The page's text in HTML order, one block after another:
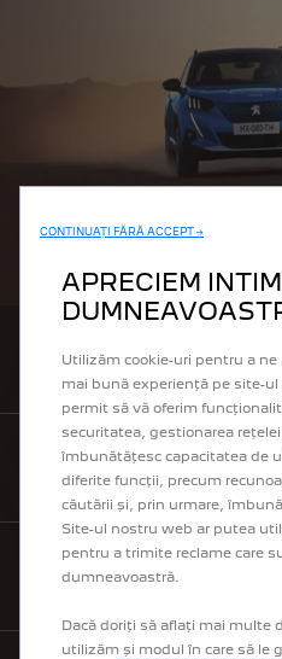
CONTACTEAZĂ UN DEALER
SOLICITĂ TEST DRIVE
CONTINUAȚI FĂRĂ ACCEPT →
APRECIEM
Utilizăm cookie-uri pentru a ne
mai bună experiență pe site-
permit să vă oferim
securitatea, gestionarea
îmbunătățesc capacitatea de
diferite funcții, precum
căutării și, prin urmare,
Site-ul nostru web ar putea
pentru a trimite reclame care
dumneavoastră.
Dacă doriți să aflați mai multe
utilizăm și modul în care să le